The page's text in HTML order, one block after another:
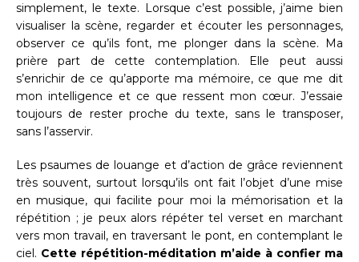
simplement, le texte. Lorsque c’est possible, j’aime bien
visualiser la scène, regarder et écouter les personnages,
observer ce qu’ils font, me plonger dans la scène. Ma
prière part de cette contemplation. Elle peut aussi
s’enrichir de ce qu’apporte ma mémoire, ce que me dit
mon intelligence et ce que ressent mon cœur. J’essaie
toujours de rester proche du texte, sans le transposer,
sans l’asservir.
Les psaumes de louange et d’action de grâce reviennent
très souvent, surtout lorsqu’ils ont fait l’objet d’une mise
en musique, qui facilite pour moi la mémorisation et la
répétition ; je peux alors répéter tel verset en marchant
vers mon travail, en traversant le pont, en contemplant le
ciel. Cette répétition-méditation m’aide à confier ma